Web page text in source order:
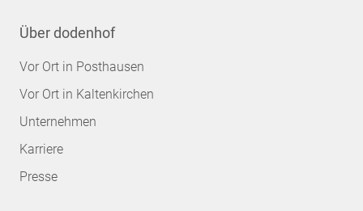
Über dodenhof
Vor Ort in Posthausen
Vor Ort in Kaltenkirchen
Unternehmen
Karriere
Presse